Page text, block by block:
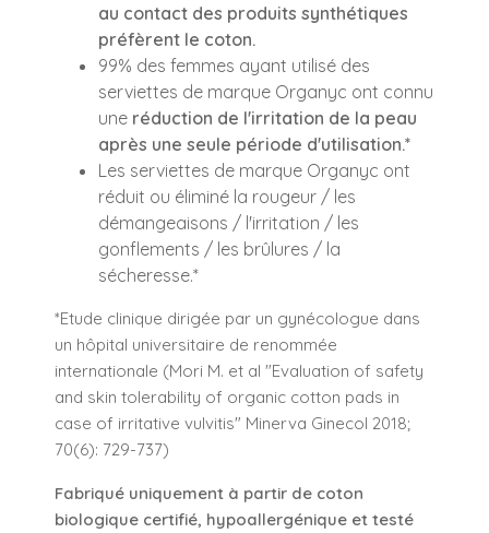
au contact des produits synthétiques
préfèrent le coton.
99% des femmes ayant utilisé des
serviettes de marque Organyc ont connu
une réduction de l'irritation de la peau
après une seule période d'utilisation.*
Les serviettes de marque Organyc ont
réduit ou éliminé la rougeur / les
démangeaisons / l'irritation / les
gonflements / les brûlures / la
sécheresse.*
*Etude clinique dirigée par un gynécologue dans
un hôpital universitaire de renommée
internationale (Mori M. et al "Evaluation of safety
and skin tolerability of organic cotton pads in
case of irritative vulvitis" Minerva Ginecol 2018;
70(6): 729-737)
Fabriqué uniquement à partir de coton
biologique certifié, hypoallergénique et testé